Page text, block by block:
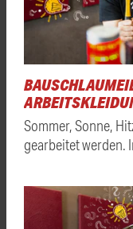
Sommer, Sonne,
gearbeitet werden.